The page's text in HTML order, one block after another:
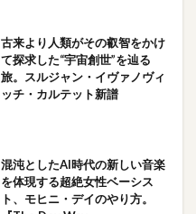
古来より人類がその叡智をかけ
て探求した“宇宙創世”を辿る
旅。スルジャン・イヴァノヴィ
ッチ・カルテット新譜
混沌としたAI時代の新しい音楽
を体現する超絶女性ベーシス
ト、モヒニ・デイのやり方。